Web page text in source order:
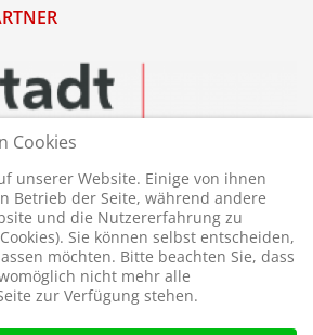
Cookies
unserer Website. Einige von ihnen
Betrieb der Seite, während andere
und die Nutzererfahrung zu
Sie können selbst entscheiden,
möchten. Bitte beachten Sie, dass
nicht mehr alle
zur Verfügung stehen.